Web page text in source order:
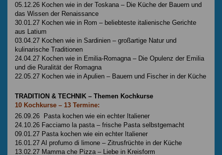
05.12.26 Kochen wie in der Toskana – Die Küche der Bauern und
das Wissen der Renaissance
30.01.27 Kochen wie in Rom – beliebteste italienische Gerichte
aus Latium
03.04.27 Kochen wie in Sardinien – großartige Natur und
kulinarische Traditionen
24.04.27 Kochen wie in Emilia-Romagna – Die Opulenz der Emilia
und die Ruralität der Romagna
22.05.27 Kochen wie in Apulien – Bauern und Fischer in der Küche
TRADITION & TECHNIK – Themen Kochkurse
10 Kochkurse – 13 Termine:
26.09.26 Pasta kochen wie ein echter Italiener
24.10.26 Facciamo la pasta – frische Pasta selbstgemacht
09.01.27 Pasta kochen wie ein echter Italiener
16.01.27 Al profumo di limone – Zitrusfrüchte in der Küche
13.02.27 Mamma che Pizza – Liebe in Kreisform